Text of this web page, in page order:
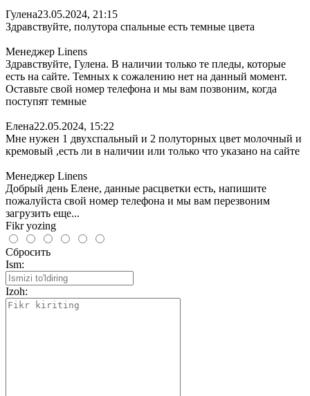
Гулена23.05.2024, 21:15
Здравствуйте, полутора спальные есть темные цвета
Менеджер Linens
Здравствуйте, Гулена. В наличии только те пледы, которые
есть на сайте. Темных к сожалению нет на данный момент.
Оставьте свой номер телефона и мы вам позвоним, когда
поступят темные
Елена22.05.2024, 15:22
Мне нужен 1 двухспальный и 2 полуторных цвет молочный и
кремовый ,есть ли в наличии или только что указано на сайте
Менеджер Linens
Добрый день Елене, данные расцветки есть, напишите
пожалуйста свой номер телефона и мы вам перезвоним
загрузить еще...
Fikr yozing
Сбросить
Ism:
Izoh: